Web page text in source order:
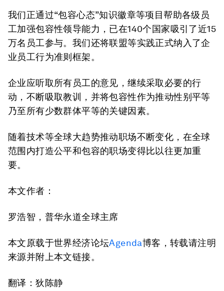
我们正通过“包容心态”知识徽章等项目帮助各级员
工加强包容性领导能力，已在140个国家吸引了近15
万名员工参与。我们还将联盟等实践正式纳入了企
业员工行为准则框架。
企业应听取所有员工的意见，继续采取必要的行
动，不断吸取教训，并将包容性作为推动性别平等
乃至所有少数群体平等的关键因素。
随着技术等全球大趋势推动职场不断变化，在全球
范围内打造公平和包容的职场变得比以往更加重
要。
本文作者：
罗浩智，普华永道全球主席
本文原载于世界经济论坛Agenda博客，转载请注明
来源并附上本文链接。
翻译：狄陈静